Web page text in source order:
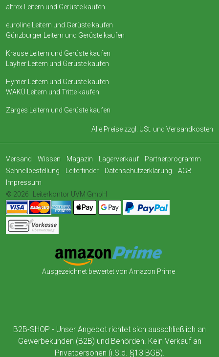
altrex Leitern und Gerüste kaufen
euroline Leitern und Gerüste kaufen
Günzburger Leitern und Gerüste kaufen
Krause Leitern und Gerüste kaufen
Layher Leitern und Gerüste kaufen
Hymer Leitern und Gerüste kaufen
WAKÜ Leitern und Tritte kaufen
Zarges Leitern und Gerüste kaufen
Alle Preise zzgl. USt. und Versandkosten
Versand Wissen Magazin Lagerverkauf
Partnerprogramm
Schnellbestellung
Leiterfinder Datenschutzerklärung
AGB
Impressum
© 2026
Leiterkontor UVM GmbH
Ausgezeichnet bewertet von Amazon Prime
B2B-SHOP - Unser Angebot richtet sich ausschließlich an
Gewerbekunden (B2B) und Behörden. Kein Verkauf an
Privatpersonen (i.S.d. §13 BGB).